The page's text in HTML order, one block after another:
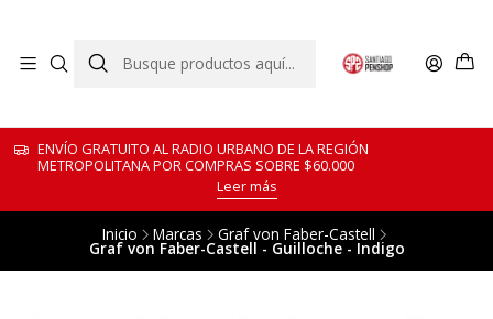
ENVÍO GRATUITO AL RADIO URBANO DE LA REGIÓN
METROPOLITANA POR COMPRAS SOBRE $60.000
Leer más
Inicio Marcas Graf von Faber-Castell
Graf von Faber-Castell - Guilloche - Indigo